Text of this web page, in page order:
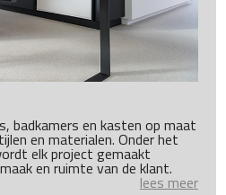
badkamers en kasten op maat
en materialen. Onder het
elk project gemaakt
en ruimte van de klant.
lees meer